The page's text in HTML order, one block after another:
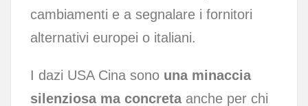
cambiamenti e a segnalare i fornitori
alternativi europei o italiani.
I dazi USA Cina sono una minaccia
silenziosa ma concretaanche per chi